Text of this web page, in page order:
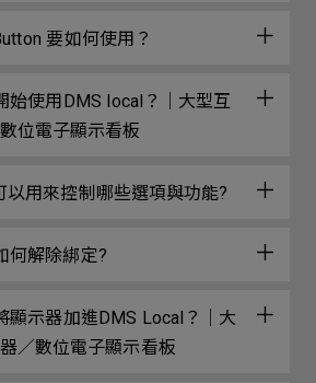
要如何使用？
始使用DMS local？｜大型互
位電子顯示看板
以用來控制哪些選項與功能?
何解除綁定?
顯示器加進DMS Local？｜大
／數位電子顯示看板